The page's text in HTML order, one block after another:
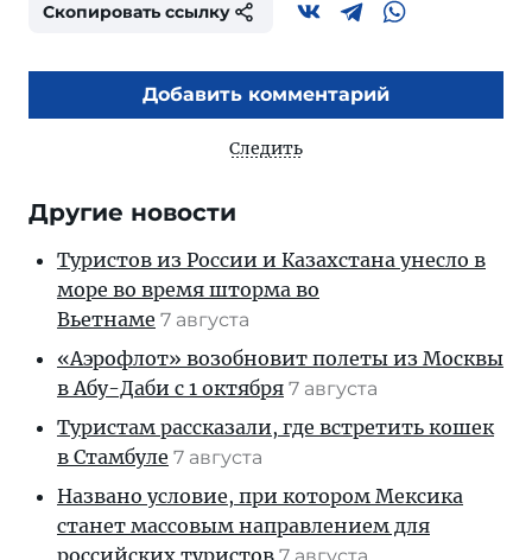
Скопировать ссылку
Добавить комментарий
Следить
Другие новости
Туристов из России и Казахстана унесло в
море во время шторма во
Вьетнаме 7 августа
«Аэрофлот» возобновит полеты из Москвы
в Абу-Даби с 1 октября 7 августа
Туристам рассказали, где встретить кошек
в Стамбуле 7 августа
Названо условие, при котором Мексика
станет массовым направлением для
российских туристов